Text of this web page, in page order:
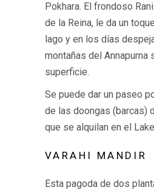
Pokhara. El frondoso
de la Reina, le da un
lago y en los días
montañas del Annapurna
superficie.
Se puede dar un paseo
de las doongas (barcas)
que se alquilan en el
VARAHI MANDIR
Esta pagoda de dos